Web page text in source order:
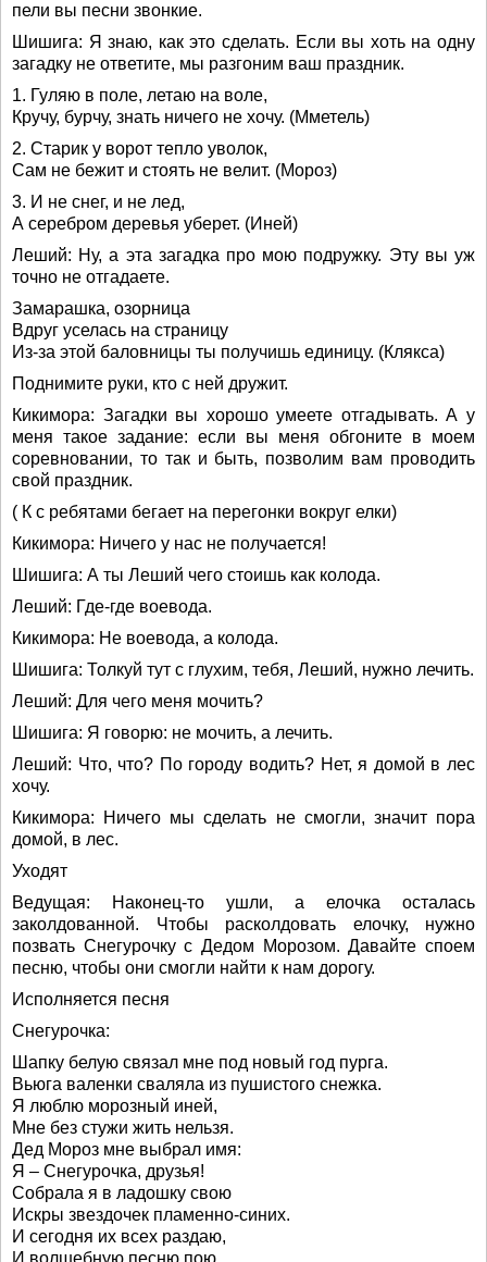
пели вы песни звонкие.
Шишига: Я знаю, как это сделать. Если вы хоть на одну
загадку не ответите, мы разгоним ваш праздник.
1. Гуляю в поле, летаю на воле,
Кручу, бурчу, знать ничего не хочу. (Мметель)
2. Старик у ворот тепло уволок,
Сам не бежит и стоять не велит. (Мороз)
3. И не снег, и не лед,
А серебром деревья уберет. (Иней)
Леший: Ну, а эта загадка про мою подружку. Эту вы уж
точно не отгадаете.
Замарашка, озорница
Вдруг уселась на страницу
Из-за этой баловницы ты получишь единицу. (Клякса)
Поднимите руки, кто с ней дружит.
Кикимора: Загадки вы хорошо умеете отгадывать. А у
меня такое задание: если вы меня обгоните в моем
соревновании, то так и быть, позволим вам проводить
свой праздник.
( К с ребятами бегает на перегонки вокруг елки)
Кикимора: Ничего у нас не получается!
Шишига: А ты Леший чего стоишь как колода.
Леший: Где-где воевода.
Кикимора: Не воевода, а колода.
Шишига: Толкуй тут с глухим, тебя, Леший, нужно лечить.
Леший: Для чего меня мочить?
Шишига: Я говорю: не мочить, а лечить.
Леший: Что, что? По городу водить? Нет, я домой в лес
хочу.
Кикимора: Ничего мы сделать не смогли, значит пора
домой, в лес.
Уходят
Ведущая: Наконец-то ушли, а елочка осталась
заколдованной. Чтобы расколдовать елочку, нужно
позвать Снегурочку с Дедом Морозом. Давайте споем
песню, чтобы они смогли найти к нам дорогу.
Исполняется песня
Снегурочка:
Шапку белую связал мне под новый год пурга.
Вьюга валенки сваляла из пушистого снежка.
Я люблю морозный иней,
Мне без стужи жить нельзя.
Дед Мороз мне выбрал имя:
Я – Снегурочка, друзья!
Собрала я в ладошку свою
Искры звездочек пламенно-синих.
И сегодня их всех раздаю,
И волшебную песню пою